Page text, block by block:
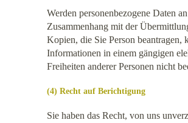
Werden personenbezogene Daten
Zusammenhang mit der
Kopien, die Sie Person beantragen,
Informationen in einem gängigen
Freiheiten anderer Personen nicht
(4) Recht auf Berichtigung
Sie haben das Recht, von uns